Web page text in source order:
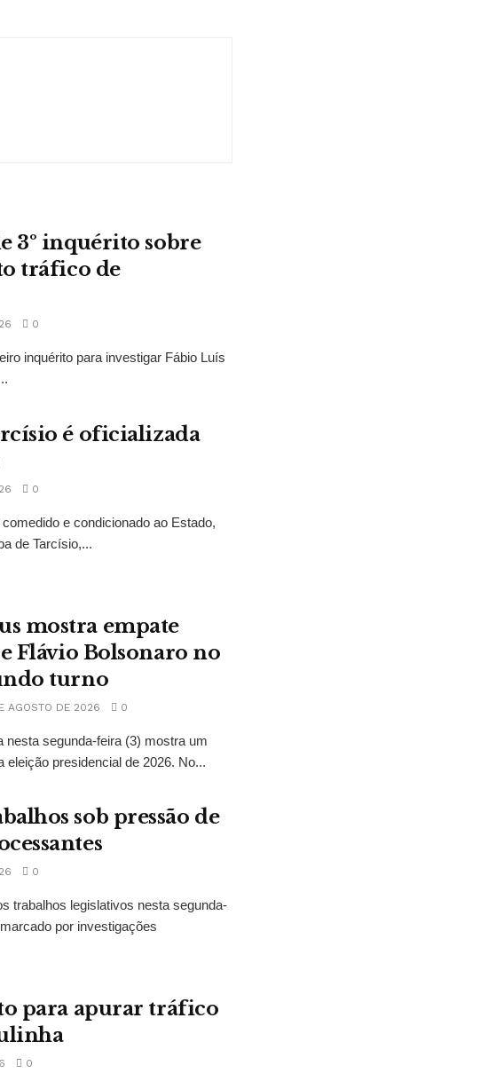
3º inquérito sobre
tráfico de
0
inquérito para investigar Fábio Luís
é oficializada
0
e condicionado ao Estado,
de Tarcísio,...
mostra empate
Flávio Bolsonaro no
turno
AGOSTO DE 2026 0
segunda-feira (3) mostra um
eleição presidencial de 2026. No...
sob pressão de
0
trabalhos legislativos nesta segunda-
por investigações
para apurar tráfico
0